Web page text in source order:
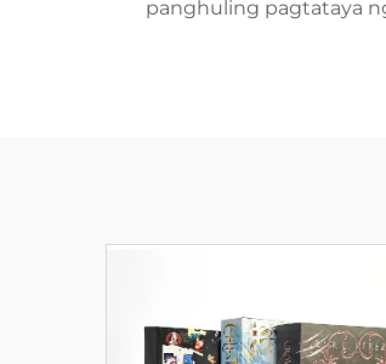
panghuling pagtataya